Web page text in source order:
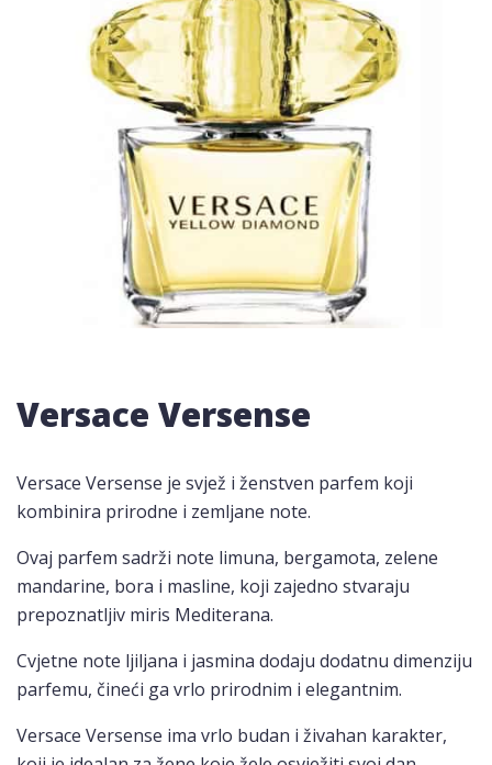
Versace Versense
Versace Versense je svjež i ženstven parfem koji
kombinira prirodne i zemljane note.
Ovaj parfem sadrži note limuna, bergamota, zelene
mandarine, bora i masline, koji zajedno stvaraju
prepoznatljiv miris Mediterana.
Cvjetne note ljiljana i jasmina dodaju dodatnu dimenziju
parfemu, čineći ga vrlo prirodnim i elegantnim.
Versace Versense ima vrlo budan i živahan karakter,